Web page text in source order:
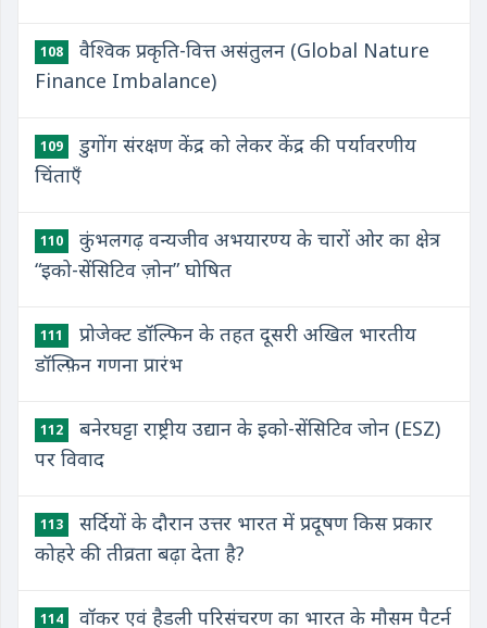
108
वैश्विक प्रकृति-वित्त असंतुलन (Global Nature
Finance Imbalance)
109
डुगोंग संरक्षण केंद्र को लेकर केंद्र की पर्यावरणीय
चिंताएँ
110
कुंभलगढ़ वन्यजीव अभयारण्य के चारों ओर का क्षेत्र
“इको-सेंसिटिव ज़ोन” घोषित
111
प्रोजेक्ट डॉल्फिन के तहत दूसरी अखिल भारतीय
डॉल्फ़िन गणना प्रारंभ
112
बनेरघट्टा राष्ट्रीय उद्यान के इको-सेंसिटिव जोन (ESZ)
पर विवाद
113
सर्दियों के दौरान उत्तर भारत में प्रदूषण किस प्रकार
कोहरे की तीव्रता बढ़ा देता है?
114
वॉकर एवं हैडली परिसंचरण का भारत के मौसम पैटर्न